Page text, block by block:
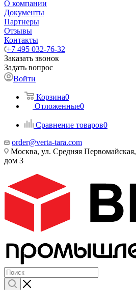
О компании
Документы
Партнеры
Отзывы
Контакты
+7 495 032-76-32
Заказать звонок
Задать вопрос
Войти
Корзина0
Отложенные0
Сравнение товаров0
order@verta-tara.com
Москва, ул. Средняя Первомайская,
дом 3